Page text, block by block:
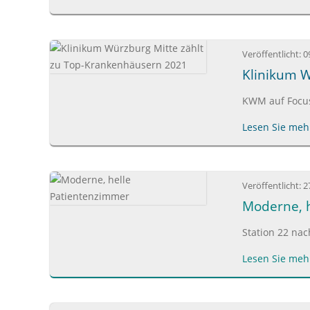
Veröffentlicht:
Klinikum
KWM auf
Lesen Sie
Veröffentlicht:
Moderne,
Station 22
Lesen Sie